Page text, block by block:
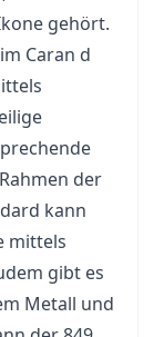
gehört.
Caran d
der
kann
mittels
gibt es
Metall und